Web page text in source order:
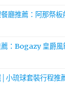
廳推薦：阿那祭板
：Bogazy 皇爵風
小琉球套裝行程推